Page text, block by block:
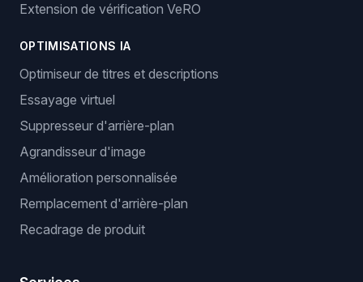
Extension de vérification VeRO
OPTIMISATIONS IA
Optimiseur de titres et descriptions
Essayage virtuel
Suppresseur d'arrière-plan
Agrandisseur d'image
Amélioration personnalisée
Remplacement d'arrière-plan
Recadrage de produit